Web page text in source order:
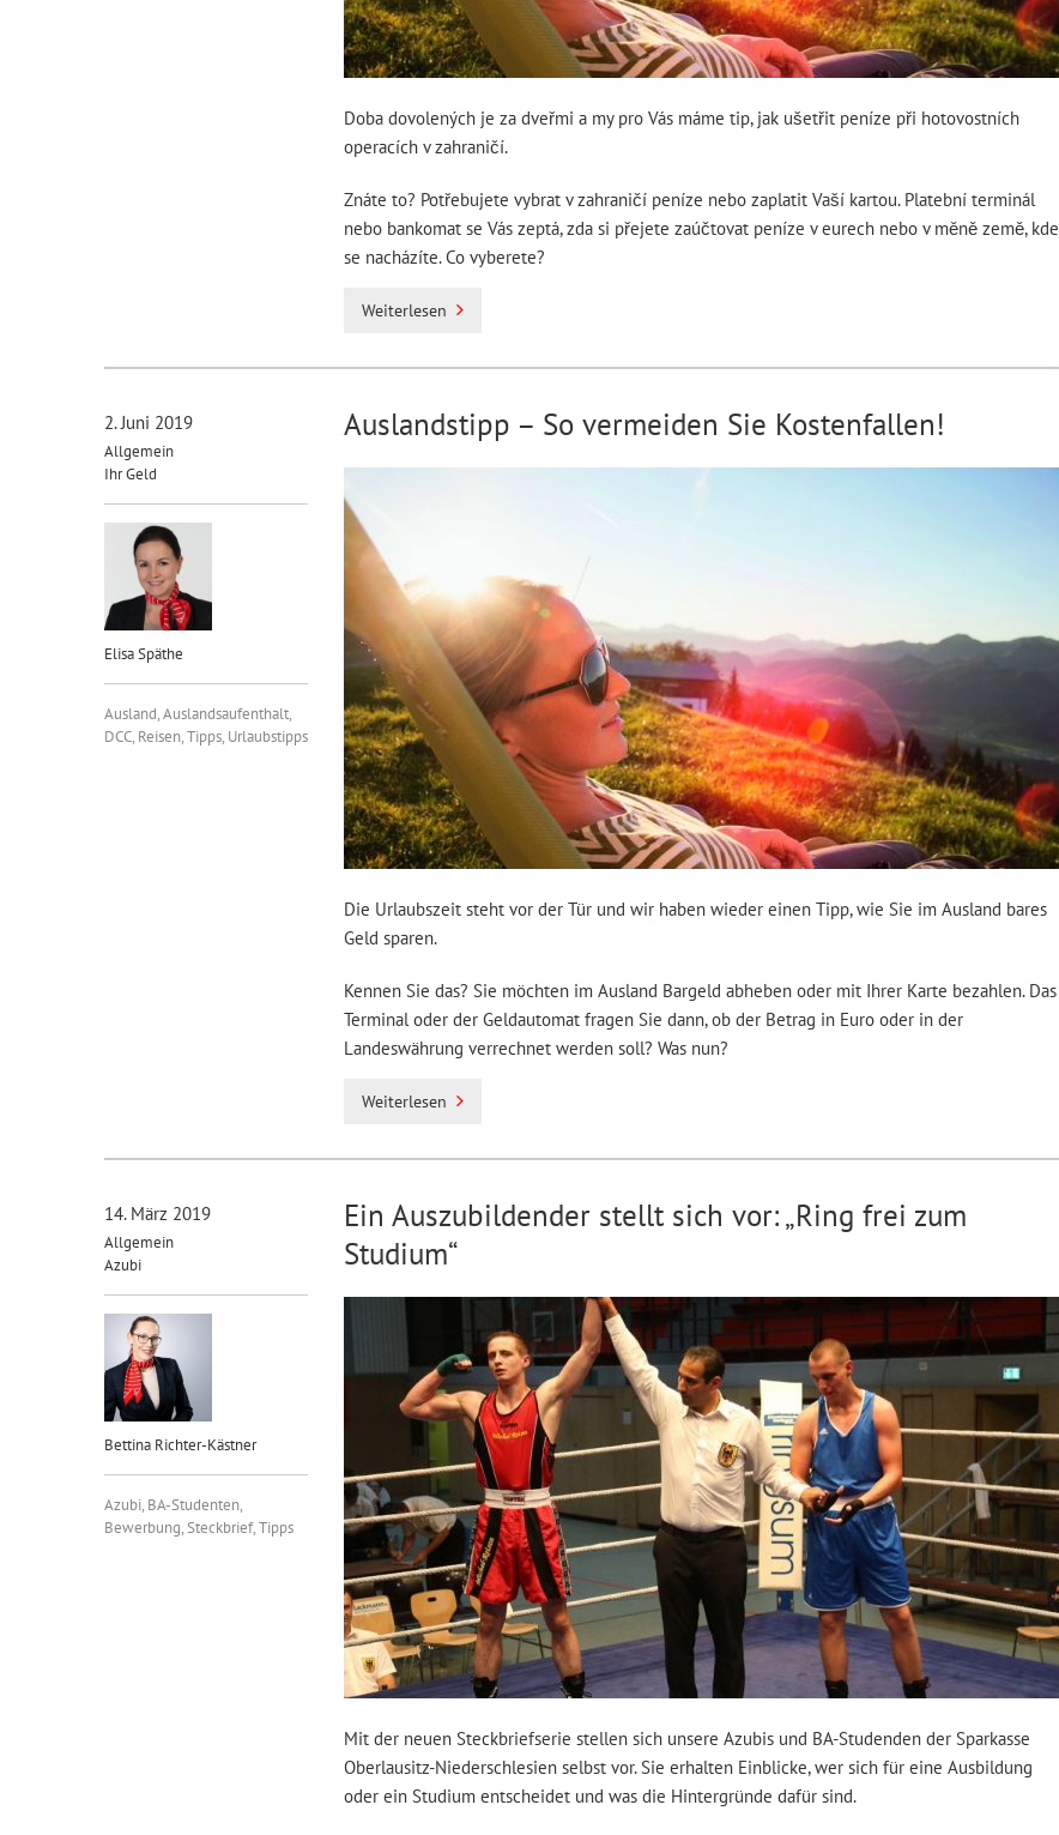
Doba dovolených je za dveřmi a my pro Vás máme tip, jak ušetřit peníze při hotovostních
operacích v zahraničí.
Znáte to? Potřebujete vybrat v zahraničí peníze nebo zaplatit Vaší kartou. Platební terminál
nebo bankomat se Vás zeptá, zda si přejete zaúčtovat peníze v eurech nebo v měně země, kde
se nacházíte. Co vyberete?
Weiterlesen
2. Juni 2019
Allgemein
Ihr Geld
Elisa Späthe
Ausland,Auslandsaufenthalt,
DCC, Reisen,Tipps, Urlaubstipps
Auslandstipp – So vermeiden Sie Kostenfallen!
Die Urlaubszeit steht vor der Tür und wir haben wieder einen Tipp, wie Sie im Ausland bares
Geld sparen.
Kennen Sie das? Sie möchten im Ausland Bargeld abheben oder mit Ihrer Karte bezahlen. Das
Terminal oder der Geldautomat fragen Sie dann, ob der Betrag in Euro oder in der
Landeswährung verrechnet werden soll? Was nun?
Weiterlesen
14. März 2019
Allgemein
Azubi
Bettina Richter-Kästner
Azubi, BA-Studenten,
Bewerbung,Steckbrief,Tipps
Ein Auszubildender stellt sich vor: „Ring frei zum
Studium“
Mit der neuen Steckbriefserie stellen sich unsere Azubis und BA-Studenden der Sparkasse
Oberlausitz-Niederschlesien selbst vor. Sie erhalten Einblicke, wer sich für eine Ausbildung
oder ein Studium entscheidet und was die Hintergründe dafür sind.